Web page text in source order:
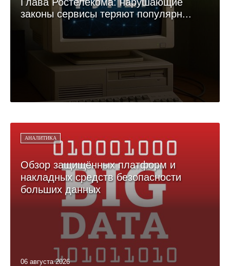
законы сервисы теряют популярн...
АНАЛИТИКА
Обзор защищённых платформ и
накладных средств безопасности
больших данных
06 августа 2026